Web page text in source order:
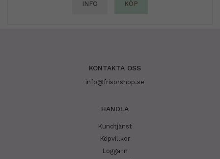
INFO KÖP
KONTAKTA OSS
info@frisorshop.se
HANDLA
Kundtjänst
Köpvillkor
Logga in